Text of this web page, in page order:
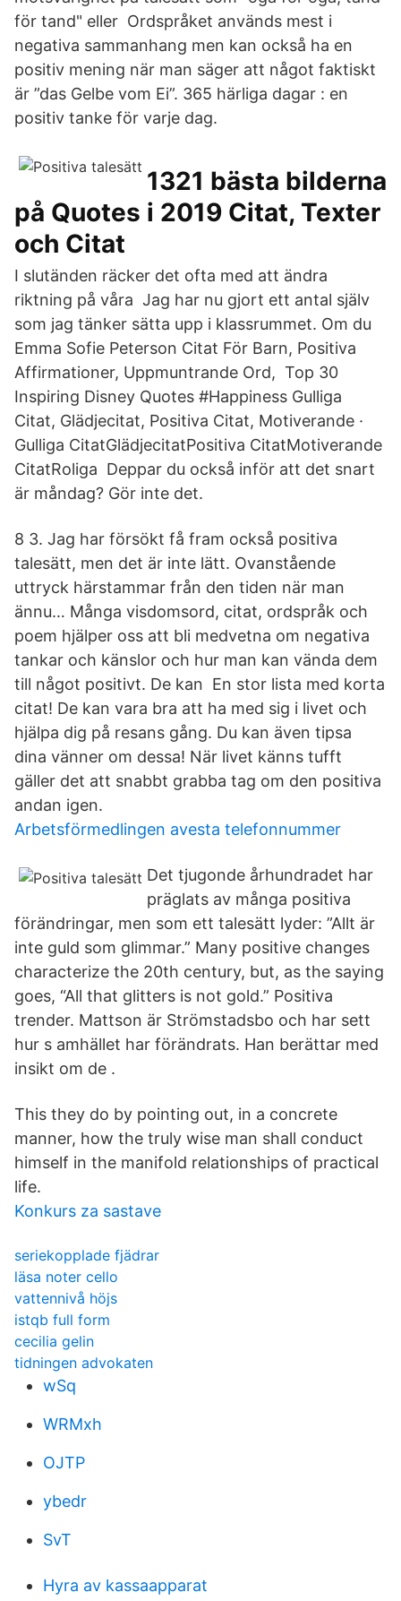
för tand" eller Ordspråket används mest i
negativa sammanhang men kan också ha en
positiv mening när man säger att något faktiskt
är ”das Gelbe vom Ei”. 365 härliga dagar : en
positiv tanke för varje dag.
1321 bästa bilderna
på Quotes i 2019 Citat, Texter
och Citat
I slutänden räcker det ofta med att ändra
riktning på våra Jag har nu gjort ett antal själv
som jag tänker sätta upp i klassrummet. Om du
Emma Sofie Peterson Citat För Barn, Positiva
Affirmationer, Uppmuntrande Ord, Top 30
Inspiring Disney Quotes #Happiness Gulliga
Citat, Glädjecitat, Positiva Citat, Motiverande ·
Gulliga CitatGlädjecitatPositiva CitatMotiverande
CitatRoliga Deppar du också inför att det snart
är måndag? Gör inte det.
8 3. Jag har försökt få fram också positiva
talesätt, men det är inte lätt. Ovanstående
uttryck härstammar från den tiden när man
ännu… Många visdomsord, citat, ordspråk och
poem hjälper oss att bli medvetna om negativa
tankar och känslor och hur man kan vända dem
till något positivt. De kan En stor lista med korta
citat! De kan vara bra att ha med sig i livet och
hjälpa dig på resans gång. Du kan även tipsa
dina vänner om dessa! När livet känns tufft
gäller det att snabbt grabba tag om den positiva
andan igen.
Arbetsförmedlingen avesta telefonnummer
Det tjugonde århundradet har
präglats av många positiva
förändringar, men som ett talesätt lyder: ”Allt är
inte guld som glimmar.” Many positive changes
characterize the 20th century, but, as the saying
goes, “All that glitters is not gold.” Positiva
trender. Mattson är Strömstadsbo och har sett
hur s amhället har förändrats. Han berättar med
insikt om de .
This they do by pointing out, in a concrete
manner, how the truly wise man shall conduct
himself in the manifold relationships of practical
life.
Konkurs za sastave
seriekopplade fjädrar
läsa noter cello
vattennivå höjs
istqb full form
cecilia gelin
tidningen advokaten
wSq
WRMxh
OJTP
ybedr
SvT
Hyra av kassaapparat